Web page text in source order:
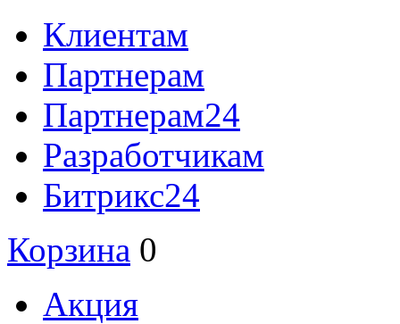
Клиентам
Партнерам
Партнерам24
Разработчикам
Битрикс24
Корзина 0
Акция